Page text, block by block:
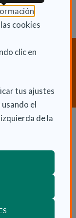
(Abre en
cookies
clic en
tus ajustes
el
de la